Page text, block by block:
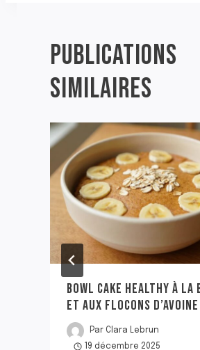
PUBLICATIONS
SIMILAIRES
BOWL CAKE HEALTHY À LA
ET AUX FLOCONS D’AVOINE
Par Clara Lebrun
19 décembre 2025